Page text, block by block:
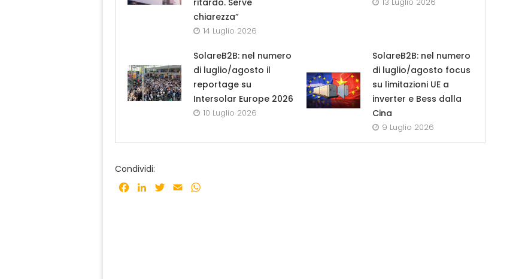
ritardo. Serve
chiarezza”
14 Luglio 2026
SolareB2B: nel numero
di luglio/agosto il
reportage su
Intersolar Europe 2026
10 Luglio 2026
SolareB2B: nel numero
di luglio/agosto focus
su limitazioni UE a
inverter e Bess dalla
Cina
9 Luglio 2026
Condividi:
Facebook
LinkedInTwitter
Email